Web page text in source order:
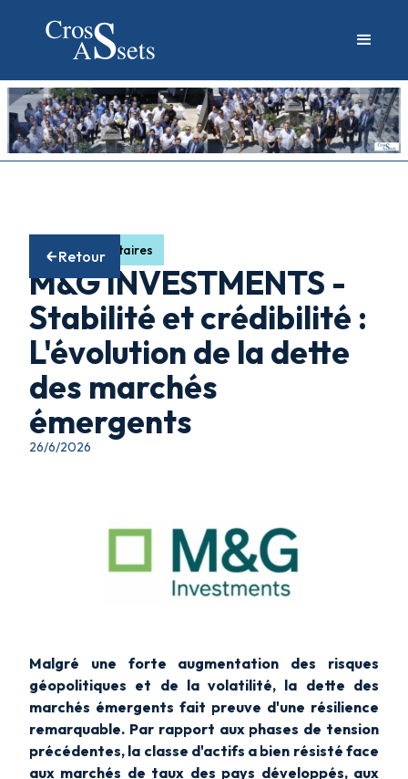
Retour
Fonds obligataires
M&G INVESTMENTS -
Stabilité et crédibilité :
L'évolution de la dette
des marchés
émergents
26/6/2026
Malgré une forte augmentation des risques
géopolitiques et de la volatilité, la dette des
marchés émergents fait preuve d'une résilience
remarquable. Par rapport aux phases de tension
précédentes, la classe d'actifs a bien résisté face
aux marchés de taux des pays développés, aux